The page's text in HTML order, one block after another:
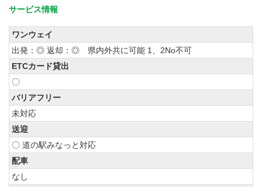
サービス情報
ワンウェイ
出発：◎ 返却：◎ 県内外共に可能 1、2No不可
ETCカード貸出
〇
バリアフリー
未対応
送迎
〇 道の駅みなっと対応
配車
なし